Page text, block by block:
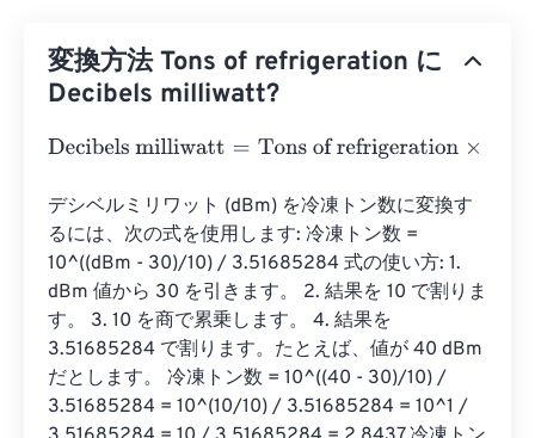
変換方法 Tons of refrigeration に
Decibels milliwatt?
Decibels milliwatt=Tons of refrigeration×64.9052931
デシベルミリワット (dBm) を冷凍トン数に変換す
るには、次の式を使用します: 冷凍トン数 =
10^((dBm - 30)/10) / 3.51685284 式の使い方: 1.
dBm 値から 30 を引きます。 2. 結果を 10 で割りま
す。 3. 10 を商で累乗します。 4. 結果を
3.51685284 で割ります。たとえば、値が 40 dBm
だとします。 冷凍トン数 = 10^((40 - 30)/10) /
3.51685284 = 10^(10/10) / 3.51685284 = 10^1 /